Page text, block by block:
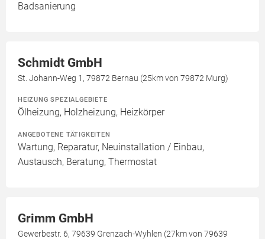
Badsanierung
Schmidt GmbH
St. Johann-Weg 1, 79872 Bernau (25km von 79872 Murg)
HEIZUNG SPEZIALGEBIETE
Ölheizung, Holzheizung, Heizkörper
ANGEBOTENE TÄTIGKEITEN
Wartung, Reparatur, Neuinstallation / Einbau,
Austausch, Beratung, Thermostat
Grimm GmbH
Gewerbestr. 6, 79639 Grenzach-Wyhlen (27km von 79639